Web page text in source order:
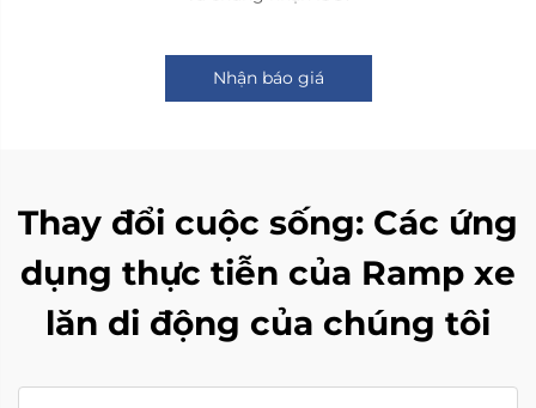
Nhận báo giá
Thay đổi cuộc sống: Các ứng
dụng thực tiễn của Ramp xe
lăn di động của chúng tôi